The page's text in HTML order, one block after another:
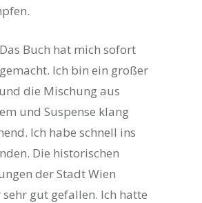
Buch hat mich sofort
Ich bin ein großer
die Mischung aus
und Suspense klang
Ich habe schnell ins
Die historischen
der Stadt Wien
gut gefallen. Ich hatte